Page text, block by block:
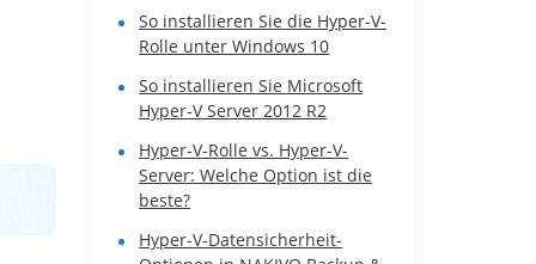
So installieren Sie die Hyper-V-
Rolle unter Windows 10
So installieren Sie Microsoft
Hyper-V Server 2012 R2
Hyper-V-Rolle vs. Hyper-V-
Server: Welche Option ist die
beste?
Hyper-V-Datensicherheit-